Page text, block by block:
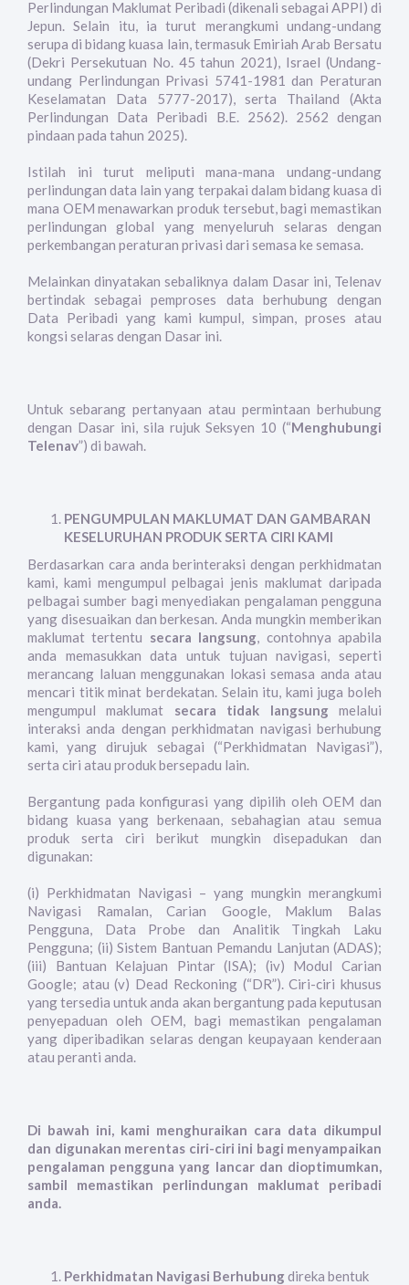
Perlindungan Maklumat Peribadi (dikenali sebagai APPI) di
Jepun. Selain itu, ia turut merangkumi undang-undang
serupa di bidang kuasa lain, termasuk Emiriah Arab Bersatu
(Dekri Persekutuan No. 45 tahun 2021), Israel (Undang-
undang Perlindungan Privasi 5741-1981 dan Peraturan
Keselamatan Data 5777-2017), serta Thailand (Akta
Perlindungan Data Peribadi B.E. 2562). 2562 dengan
pindaan pada tahun 2025).
Istilah ini turut meliputi mana-mana undang-undang
perlindungan data lain yang terpakai dalam bidang kuasa di
mana OEM menawarkan produk tersebut, bagi memastikan
perlindungan global yang menyeluruh selaras dengan
perkembangan peraturan privasi dari semasa ke semasa.
Melainkan dinyatakan sebaliknya dalam Dasar ini, Telenav
bertindak sebagai pemproses data berhubung dengan
Data Peribadi yang kami kumpul, simpan, proses atau
kongsi selaras dengan Dasar ini.
Untuk sebarang pertanyaan atau permintaan berhubung
dengan Dasar ini, sila rujuk Seksyen 10 (“Menghubungi
Telenav”) di bawah.
PENGUMPULAN MAKLUMAT DAN GAMBARAN
KESELURUHAN PRODUK SERTA CIRI KAMI
Berdasarkan cara anda berinteraksi dengan perkhidmatan
kami, kami mengumpul pelbagai jenis maklumat daripada
pelbagai sumber bagi menyediakan pengalaman pengguna
yang disesuaikan dan berkesan. Anda mungkin memberikan
maklumat tertentu secara langsung, contohnya apabila
anda memasukkan data untuk tujuan navigasi, seperti
merancang laluan menggunakan lokasi semasa anda atau
mencari titik minat berdekatan. Selain itu, kami juga boleh
mengumpul maklumat secara tidak langsung melalui
interaksi anda dengan perkhidmatan navigasi berhubung
kami, yang dirujuk sebagai (“Perkhidmatan Navigasi”),
serta ciri atau produk bersepadu lain.
Bergantung pada konfigurasi yang dipilih oleh OEM dan
bidang kuasa yang berkenaan, sebahagian atau semua
produk serta ciri berikut mungkin disepadukan dan
digunakan:
(i) Perkhidmatan Navigasi – yang mungkin merangkumi
Navigasi Ramalan, Carian Google, Maklum Balas
Pengguna, Data Probe dan Analitik Tingkah Laku
Pengguna; (ii) Sistem Bantuan Pemandu Lanjutan (ADAS);
(iii) Bantuan Kelajuan Pintar (ISA); (iv) Modul Carian
Google; atau (v) Dead Reckoning (“DR”). Ciri-ciri khusus
yang tersedia untuk anda akan bergantung pada keputusan
penyepaduan oleh OEM, bagi memastikan pengalaman
yang diperibadikan selaras dengan keupayaan kenderaan
atau peranti anda.
Di bawah ini, kami menghuraikan cara data dikumpul
dan digunakan merentas ciri-ciri ini bagi menyampaikan
pengalaman pengguna yang lancar dan dioptimumkan,
sambil memastikan perlindungan maklumat peribadi
anda.
Perkhidmatan Navigasi Berhubung direka bentuk